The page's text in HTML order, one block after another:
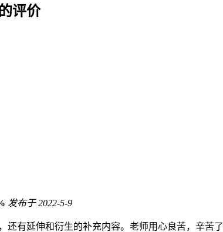
评价
发布于 2022-5-9
还有延伸和衍生的补充内容。老师用心良苦，辛苦了